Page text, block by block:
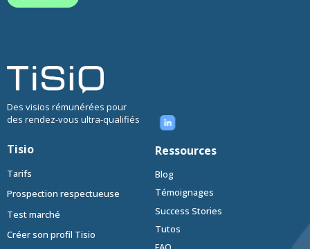
Des visios rémunérées pour
des rendez-vous ultra-qualifiés
Tisio
Tarifs
Prospection respectueuse
Test marché
Créer son profil Tisio
Ressources
Blog
Témoignages
Success Stories
Tutos